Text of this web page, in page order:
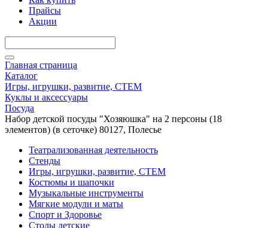
Прайсы
Акции
Главная страница
Каталог
Игры, игрушки, развитие, СТЕМ
Куклы и аксессуары
Посуда
Набор детской посуды "Хозяюшка" на 2 персоны (18
элементов) (в сеточке) 80127, Полесье
Театрализованная деятельность
Стенды
Игры, игрушки, развитие, СТЕМ
Костюмы и шапочки
Музыкальные инструменты
Мягкие модули и маты
Спорт и Здоровье
Столы детские